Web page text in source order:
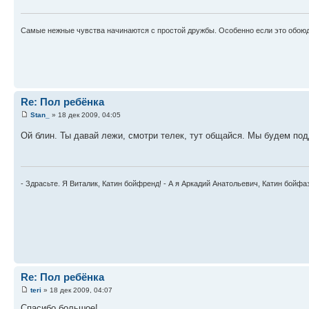
Самые нежные чувства начинаются с простой дружбы. Особенно если это
Re: Пол ребёнка
Stan_ » 18 дек 2009, 04:05
Ой блин. Ты давай лежи, смотри телек, тут общайся. Мы будем
- Здрасьте. Я Виталик, Катин бойфренд! - А я Аркадий Анатольевич, Катин
Re: Пол ребёнка
teri » 18 дек 2009, 04:07